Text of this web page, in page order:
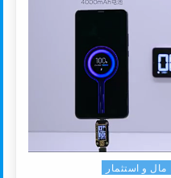
مال و استثمار